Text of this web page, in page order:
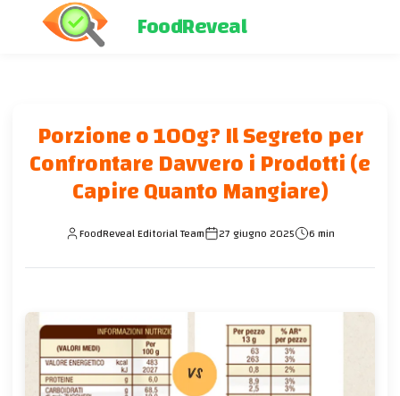
FoodReveal
Porzione o 100g? Il Segreto per
Confrontare Davvero i Prodotti (e
Capire Quanto Mangiare)
FoodReveal Editorial Team 27 giugno 2025 6 min